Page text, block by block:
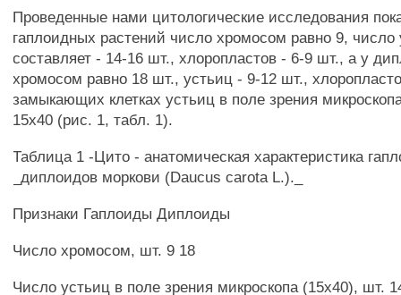
Проведенные нами цитологические исследования
гаплоидных растений число хромосом равно 9, число
составляет - 14-16 шт., хлоропластов - 6-9 шт., а у
хромосом равно 18 шт., устьиц - 9-12 шт.,
замыкающих клетках устьиц в поле зрения
15x40 (рис. 1, табл. 1).
Таблица 1 -Цито - анатомическая характеристика
_диплоидов моркови (Daucus carota L.)._
Признаки Гаплоиды Диплоиды
Число хромосом, шт. 9 18
Число устьиц в поле зрения микроскопа (15x40), шт.